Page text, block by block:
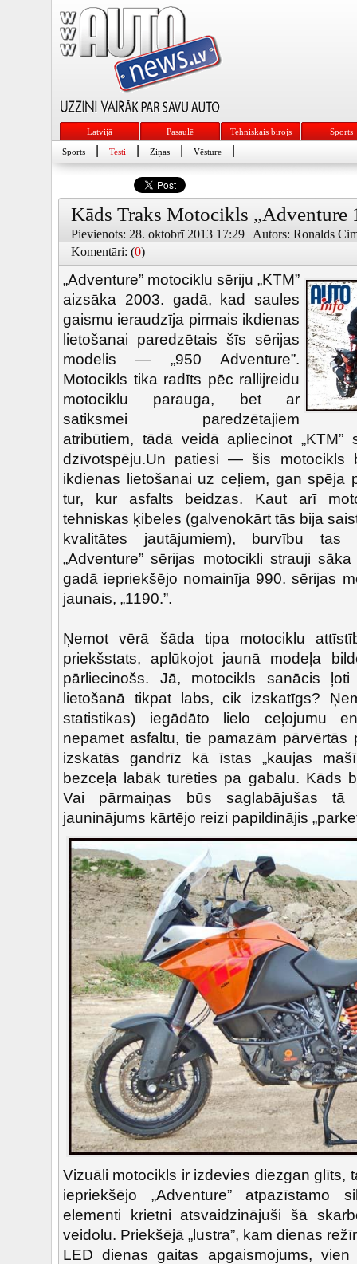
Latvijā Pasaulē Tehniskais birojs Sports
Sports Testi Ziņas Vēsture
Kāds Traks Motocikls „Adventure
Pievienots: 28. oktobrī 2013 17:29 | Autors: Ronalds
Komentāri: (0)
„Adventure” motociklu sēriju „KTM”
aizsāka 2003. gadā, kad saules
gaismu ieraudzīja pirmais ikdienas
lietošanai paredzētais šīs sērijas
modelis — „950 Adventure”.
Motocikls tika radīts pēc rallijreidu
motociklu parauga, bet ar
satiksmei paredzētajiem
atribūtiem, tādā veidā apliecinot „KTM”
dzīvotspēju.Un patiesi — šis motocikls
ikdienas lietošanai uz ceļiem, gan spēja
tur, kur asfalts beidzas. Kaut arī
tehniskas ķibeles (galvenokārt tās bija
kvalitātes jautājumiem), burvību
„Adventure” sērijas motocikli strauji
gadā iepriekšējo nomainīja 990. sērijas
jaunais, „1190.”.
Ņemot vērā šāda tipa motociklu
priekšstats, aplūkojot jaunā modeļa
pārliecinošs. Jā, motocikls sanācis
lietošanā tikpat labs, cik izskatīgs?
statistikas) iegādāto lielo ceļojumu
nepamet asfaltu, tie pamazām pārvērtās
izskatās gandrīz kā īstas „kaujas
bezceļa labāk turēties pa gabalu. Kāds
Vai pārmaiņas būs saglabājušas
jauninājums kārtējo reizi papildinājis
Vizuāli motocikls ir izdevies diezgan glīts,
iepriekšējo „Adventure” atpazīstamo
elementi krietni atsvaidzinājuši šā
veidolu. Priekšējā „lustra”, kam dienas
LED dienas gaitas apgaismojums,